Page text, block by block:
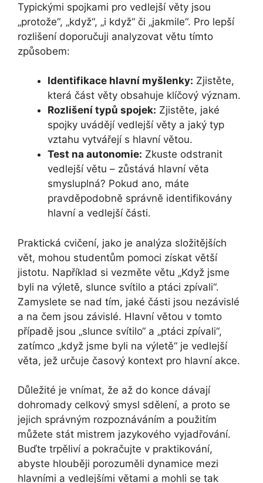
Typickými spojkami pro vedlejší věty jsou
„protože“, „když“, „i když“ či „jakmile“. Pro lepší
rozlišení doporučuji analyzovat větu tímto
způsobem:
Identifikace hlavní myšlenky: Zjistěte,
která část věty obsahuje klíčový význam.
Rozlišení typů spojek: Zjistěte, jaké
spojky uvádějí vedlejší věty a jaký typ
vztahu vytvářejí s hlavní větou.
Test na autonomie: Zkuste odstranit
vedlejší větu – zůstává hlavní věta
smysluplná? Pokud ano, máte
pravděpodobně správně identifikovány
hlavní a vedlejší části.
Praktická cvičení, jako je analýza složitějších
vět, mohou studentům pomoci získat větší
jistotu. Například si vezměte větu „Když jsme
byli na výletě, slunce svítilo a ptáci zpívali“.
Zamyslete se nad tím, jaké části jsou nezávislé
a na čem jsou závislé. Hlavní větou v tomto
případě jsou „slunce svítilo“ a „ptáci zpívali“,
zatímco „když jsme byli na výletě“ je vedlejší
věta, jež určuje časový kontext pro hlavní akce.
Důležité je vnímat, že až do konce dávají
dohromady celkový smysl sdělení, a proto se
jejich správným rozpoznáváním a použitím
můžete stát mistrem jazykového vyjadřování.
Buďte trpěliví a pokračujte v praktikování,
abyste hlouběji porozuměli dynamice mezi
hlavními a vedlejšími větami a mohli se tak